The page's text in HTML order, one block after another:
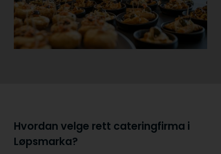
Hvordan velge rett cateringfirma i
Løpsmarka?